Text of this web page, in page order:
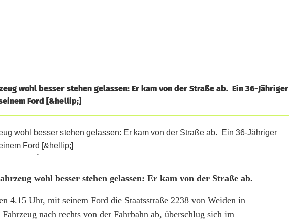
wohl besser stehen gelassen: Er kam von der Straße ab. Ein 36-Jähriger
Ford [&hellip;]
''
wohl besser stehen gelassen: Er kam von der Straße ab.
4.15 Uhr, mit seinem Ford die Staatsstraße 2238 von Weiden in
nach rechts von der Fahrbahn ab, überschlug sich im